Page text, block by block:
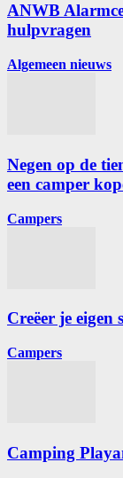
ANWB
hulpvragen
Algemeen nieuws
Negen op de
een camper
Campers
Creëer je eigen
Campers
Camping